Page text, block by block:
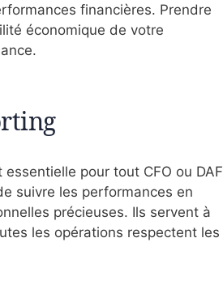
financières. Prendre
économique de votre
pour tout CFO ou DAF
suivre les performances en
précieuses. Ils servent à
les opérations respectent les